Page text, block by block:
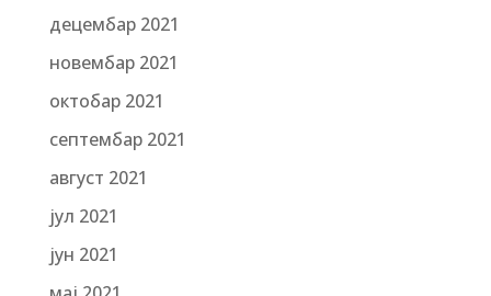
децембар 2021
новембар 2021
октобар 2021
септембар 2021
август 2021
јул 2021
јун 2021